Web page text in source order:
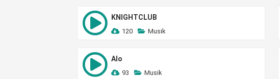
KNIGHTCLUB
120 Musik
Alo
93 Musik